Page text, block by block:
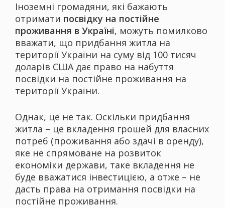
Іноземні громадяни, які бажають
отримати посвідку на постійне
проживання в Україні, можуть помилково
вважати, що придбання житла на
території України на суму від 100 тисяч
доларів США дає право на набуття
посвідки на постійне проживання на
території України.
Однак, це не так. Оскільки придбання
житла – це вкладення грошей для власних
потреб (проживання або здачі в оренду),
яке не спрямоване на розвиток
економіки держави, таке вкладення не
буде вважатися інвестицією, а отже – не
дасть права на отримання посвідки на
постійне проживання.